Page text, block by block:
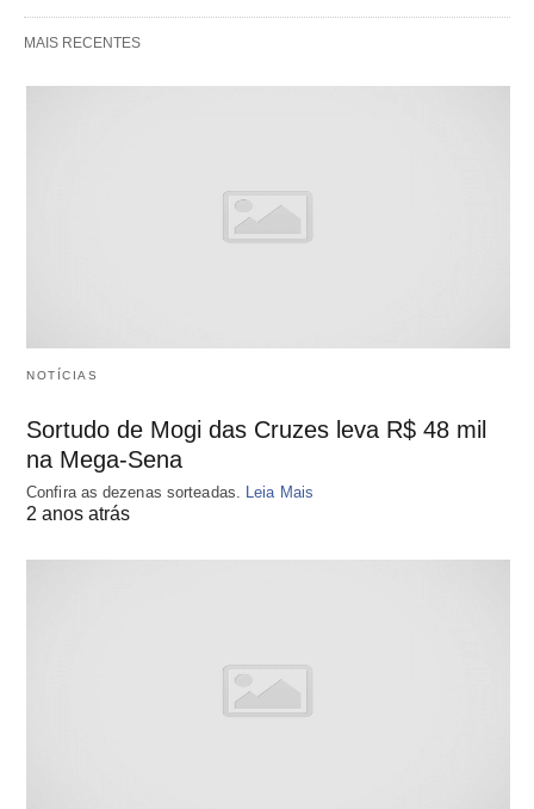
MAIS RECENTES
NOTÍCIAS
Sortudo de Mogi das Cruzes leva R$ 48 mil
na Mega-Sena
Confira as dezenas sorteadas. Leia Mais
2 anos atrás